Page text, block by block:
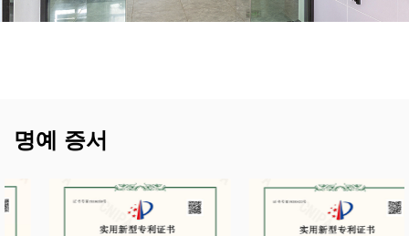
서 다양한 기술 지원과 생산 기술 및 공정 최적화 서
된 관리 및 개선된 서비스 시스템을 통해 과학, 산업
및 무역을 통합하는 기업 단체로 발전했으며 국내외
산업에서 좋은 평판을 누리고 있습니다.
명예 증서